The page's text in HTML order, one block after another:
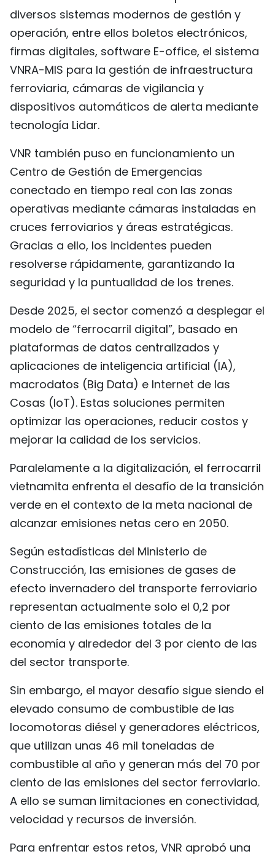
diversos sistemas modernos de gestión y
operación, entre ellos boletos electrónicos,
firmas digitales, software E-office, el sistema
VNRA-MIS para la gestión de infraestructura
ferroviaria, cámaras de vigilancia y
dispositivos automáticos de alerta mediante
tecnología Lidar.
VNR también puso en funcionamiento un
Centro de Gestión de Emergencias
conectado en tiempo real con las zonas
operativas mediante cámaras instaladas en
cruces ferroviarios y áreas estratégicas.
Gracias a ello, los incidentes pueden
resolverse rápidamente, garantizando la
seguridad y la puntualidad de los trenes.
Desde 2025, el sector comenzó a desplegar el
modelo de “ferrocarril digital”, basado en
plataformas de datos centralizados y
aplicaciones de inteligencia artificial (IA),
macrodatos (Big Data) e Internet de las
Cosas (IoT). Estas soluciones permiten
optimizar las operaciones, reducir costos y
mejorar la calidad de los servicios.
Paralelamente a la digitalización, el ferrocarril
vietnamita enfrenta el desafío de la transición
verde en el contexto de la meta nacional de
alcanzar emisiones netas cero en 2050.
Según estadísticas del Ministerio de
Construcción, las emisiones de gases de
efecto invernadero del transporte ferroviario
representan actualmente solo el 0,2 por
ciento de las emisiones totales de la
economía y alrededor del 3 por ciento de las
del sector transporte.
Sin embargo, el mayor desafío sigue siendo el
elevado consumo de combustible de las
locomotoras diésel y generadores eléctricos,
que utilizan unas 46 mil toneladas de
combustible al año y generan más del 70 por
ciento de las emisiones del sector ferroviario.
A ello se suman limitaciones en conectividad,
velocidad y recursos de inversión.
Para enfrentar estos retos, VNR aprobó una